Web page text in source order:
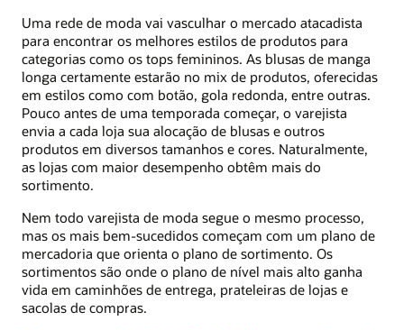
Uma rede de moda vai vasculhar o mercado atacadista
para encontrar os melhores estilos de produtos para
categorias como os tops femininos. As blusas de manga
longa certamente estarão no mix de produtos, oferecidas
em estilos como com botão, gola redonda, entre outras.
Pouco antes de uma temporada começar, o varejista
envia a cada loja sua alocação de blusas e outros
produtos em diversos tamanhos e cores. Naturalmente,
as lojas com maior desempenho obtêm mais do
sortimento.
Nem todo varejista de moda segue o mesmo processo,
mas os mais bem-sucedidos começam com um plano de
mercadoria que orienta o plano de sortimento. Os
sortimentos são onde o plano de nível mais alto ganha
vida em caminhões de entrega, prateleiras de lojas e
sacolas de compras.